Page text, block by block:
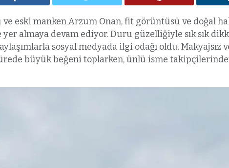
eski manken Arzum Onan, fit görüntüsü ve doğal
almaya devam ediyor. Duru güzelliğiyle sık sık
sosyal medyada ilgi odağı oldu.
büyük beğeni toplarken, ünlü isme